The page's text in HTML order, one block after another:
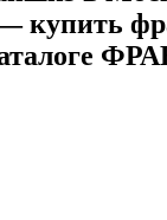
— купить